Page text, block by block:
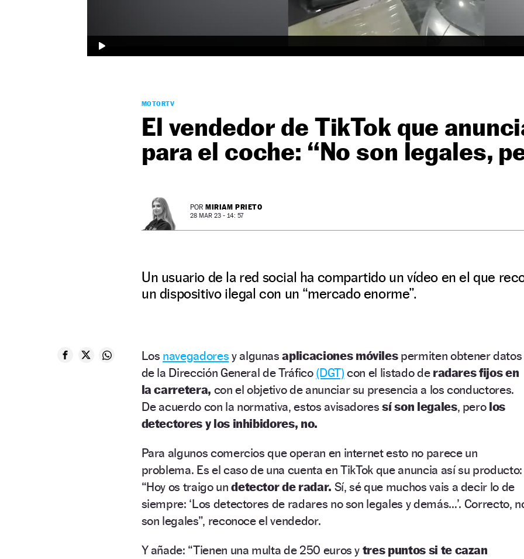
MOTORTV
El vendedor de TikTok que
para el coche: “No son legales,
POR MIRIAM PRIETO
28 MAR 23 - 14: 57
Un usuario de la red social ha compartido un vídeo en el que
un dispositivo ilegal con un “mercado enorme”.
Los navegadores y algunasaplicaciones móviles permiten obtener datos
de la Dirección General de Tráfico (DGT) con el listado de radares fijos en
la carretera, con el objetivo de anunciar su presencia a los conductores.
De acuerdo con la normativa, estos avisadoressí son legales, pero los
detectores y los inhibidores, no.
Para algunos comercios que operan en internet esto no parece un
problema. Es el caso de una cuenta en TikTok que anuncia así su producto:
“Hoy os traigo undetector de radar. Sí, sé que muchos vais a decir lo de
siempre: ‘Los detectores de radares no son legales y demás…’. Correcto,
son legales”, reconoce el vendedor.
Y añade: “Tienen una multa de 250 euros y tres puntos si te cazan